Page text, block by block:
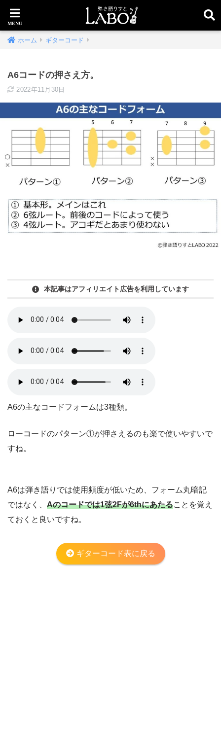
ホーム ギターコード
A6コードの押さえ方。
2022年11月30日
本記事はアフィリエイト広告を利用しています
A6の主なコードフォームは3種類。
ローコードのパターン①が押さえるのも楽で使いやすいで
すね。
A6は弾き語りでは使用頻度が低いため、フォーム丸暗記
ではなく、 Aのコードでは1弦2Fが6thにあたることを覚え
ておくと良いですね。
ギターコード表に戻る